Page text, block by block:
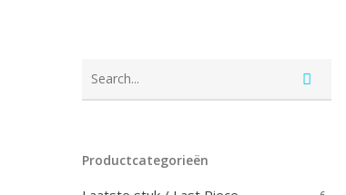
Productcategorieën